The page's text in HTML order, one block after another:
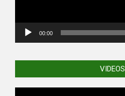
00:00
VIDEOS